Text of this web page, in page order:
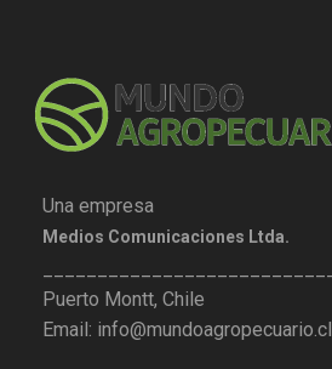
Una empresa
Medios Comunicaciones Ltda.
Puerto Montt, Chile
Email: info@mundoagropecuario.cl